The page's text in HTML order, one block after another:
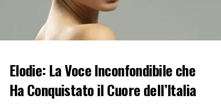
conYaman, aveva insinuato una liaison della
conduttrice con il calciatore
erano incontrati durante la campagna per lo sponsor
Buddyfite subito erano scattati i pettegolezzi.
I dubbi dei followers
Anche sui social in molti hanno avanzatodubbisulla
veridicità della relazione.
Elodie: La Voce Inconfondibile che
Ha Conquistato il Cuore dell’Italia